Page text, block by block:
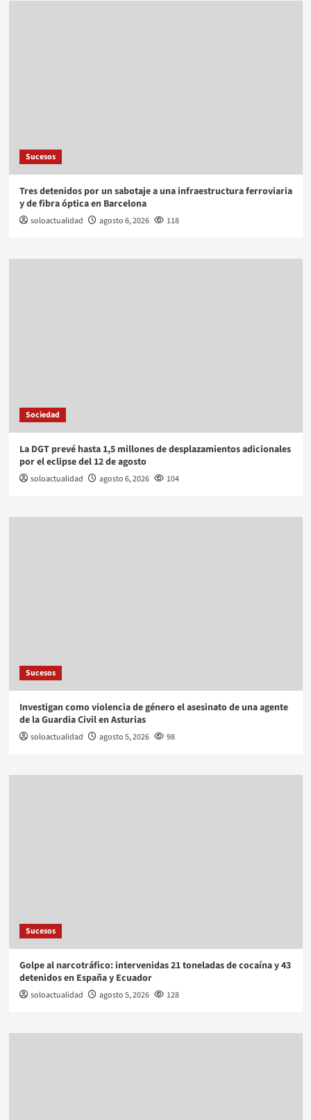
Sucesos
Tres detenidos por un sabotaje a una infraestructura ferroviaria
y de fibra óptica en Barcelona
soloactualidad agosto 6, 2026 118
Sociedad
La DGT prevé hasta 1,5 millones de desplazamientos adicionales
por el eclipse del 12 de agosto
soloactualidad agosto 6, 2026 104
Sucesos
Investigan como violencia de género el asesinato de una agente
de la Guardia Civil en Asturias
soloactualidad agosto 5, 2026 98
Sucesos
Golpe al narcotráfico: intervenidas 21 toneladas de cocaína y 43
detenidos en España y Ecuador
soloactualidad agosto 5, 2026 128